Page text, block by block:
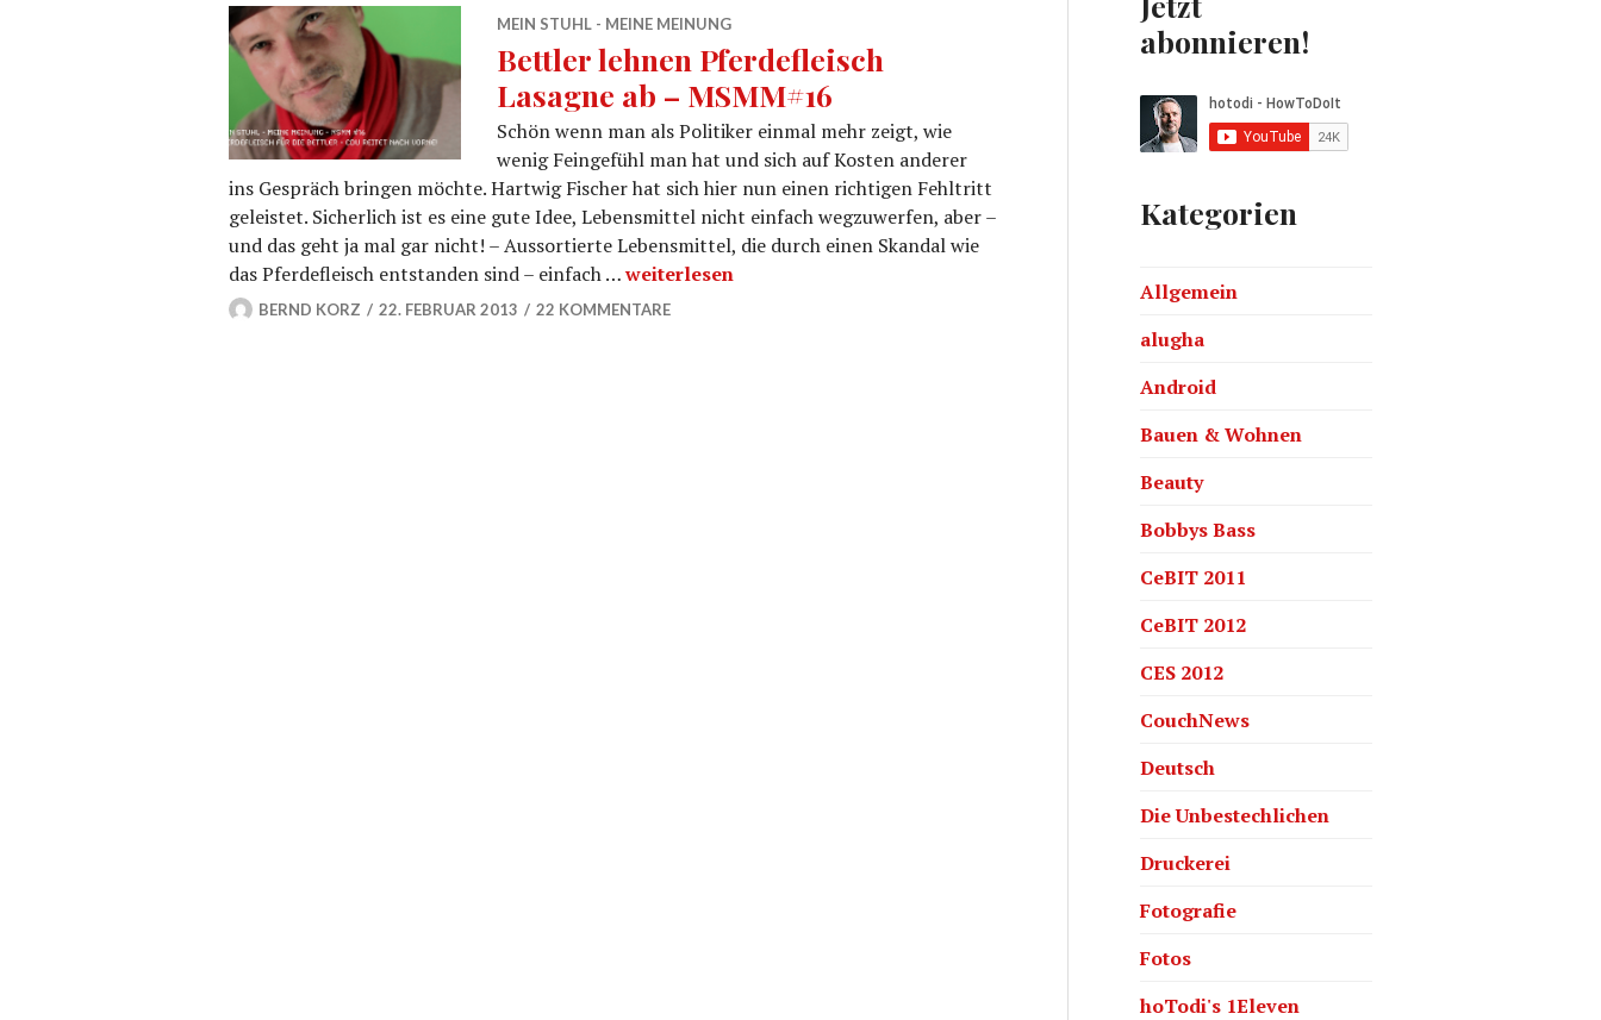
MEIN STUHL - MEINE MEINUNG
Bettler lehnen Pferdefleisch
Lasagne ab – MSMM#16
Schön wenn man als Politiker einmal mehr zeigt, wie
wenig Feingefühl man hat und sich auf Kosten anderer
ins Gespräch bringen möchte. Hartwig Fischer hat sich hier nun einen richtigen Fehltritt
geleistet. Sicherlich ist es eine gute Idee, Lebensmittel nicht einfach wegzuwerfen, aber –
und das geht ja mal gar nicht! – Aussortierte Lebensmittel, die durch einen Skandal wie
das Pferdefleisch entstanden sind – einfach …Bettler lehnen Pferdefleisch Lasagne ab – MSMM#16
weiterlesen
BERND KORZ 22. FEBRUAR 2013 22 KOMMENTARE
abonnieren!
Kategorien
Allgemein
alugha
Android
Bauen & Wohnen
Beauty
Bobbys Bass
CeBIT 2011
CeBIT 2012
CES 2012
CouchNews
Deutsch
Die Unbestechlichen
Druckerei
Fotografie
Fotos
hoTodi's 1Eleven